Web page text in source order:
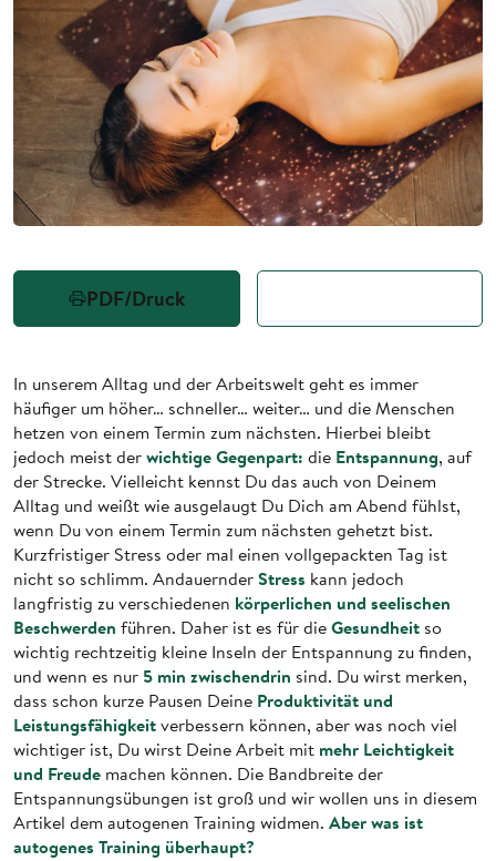
PDF/Druck
In unserem Alltag und der Arbeitswelt geht es immer
häufiger um höher… schneller… weiter… und die Menschen
hetzen von einem Termin zum nächsten. Hierbei bleibt
jedoch meist derwichtige Gegenpart: die Entspannung, auf
der Strecke. Vielleicht kennst Du das auch von Deinem
Alltag und weißt wie ausgelaugt Du Dich am Abend fühlst,
wenn Du von einem Termin zum nächsten gehetzt bist.
Kurzfristiger Stress oder mal einen vollgepackten Tag ist
nicht so schlimm. AndauernderStress kann jedoch
langfristig zu verschiedenen körperlichen und seelischen
Beschwerden führen. Daher ist es für dieGesundheit so
wichtig rechtzeitig kleine Inseln der Entspannung zu finden,
und wenn es nur 5 min zwischendrin sind. Du wirst merken,
dass schon kurze Pausen Deine Produktivität und
Leistungsfähigkeitverbessern können, aber was noch viel
wichtiger ist, Du wirst Deine Arbeit mit mehr Leichtigkeit
und Freude machen können. Die Bandbreite der
Entspannungsübungen ist groß und wir wollen uns in diesem
Artikel dem autogenen Training widmen. Aber was ist
autogenes Training überhaupt?